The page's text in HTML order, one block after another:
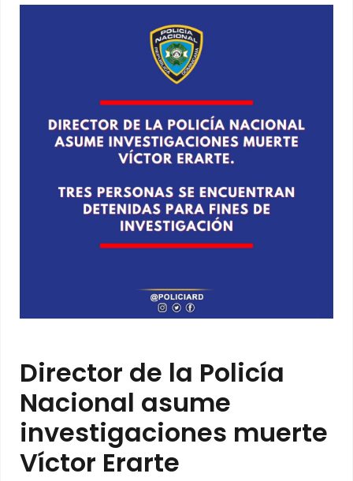
Director de la Policía
Nacional asume
investigaciones muerte
Víctor Erarte